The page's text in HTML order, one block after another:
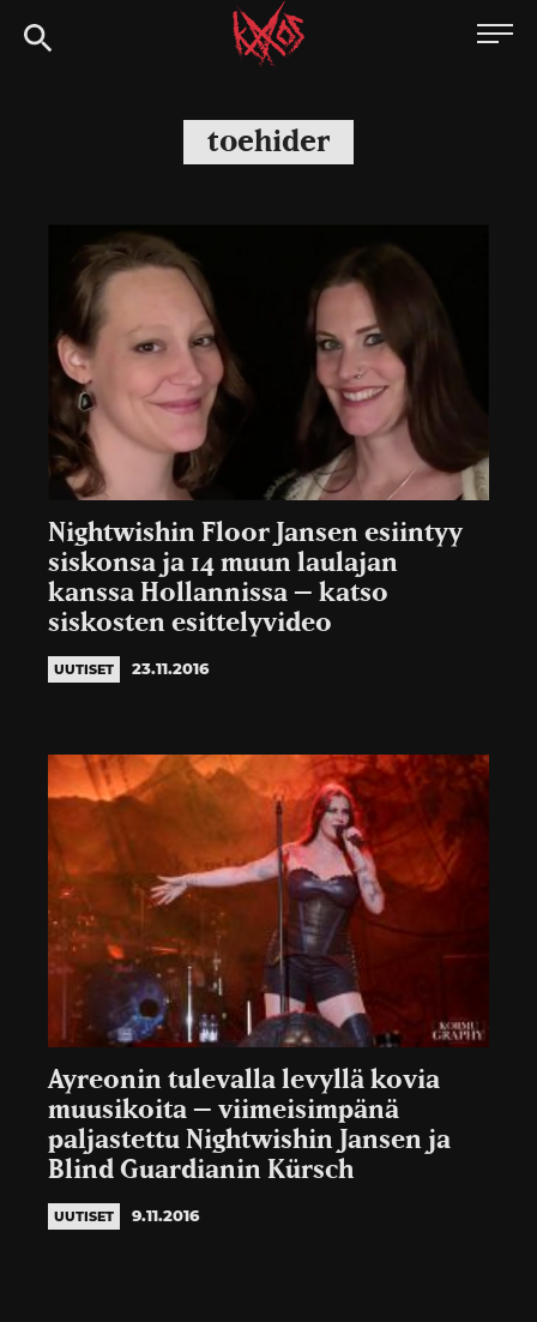
Siirry
suoraan
Kaaoszine
toehider
Nightwishin Floor Jansen esiintyy
siskonsa ja 14 muun laulajan
kanssa Hollannissa – katso
siskosten esittelyvideo
UUTISET 23.11.2016
Ayreonin tulevalla levyllä kovia
muusikoita – viimeisimpänä
paljastettu Nightwishin Jansen ja
Blind Guardianin Kürsch
UUTISET 9.11.2016